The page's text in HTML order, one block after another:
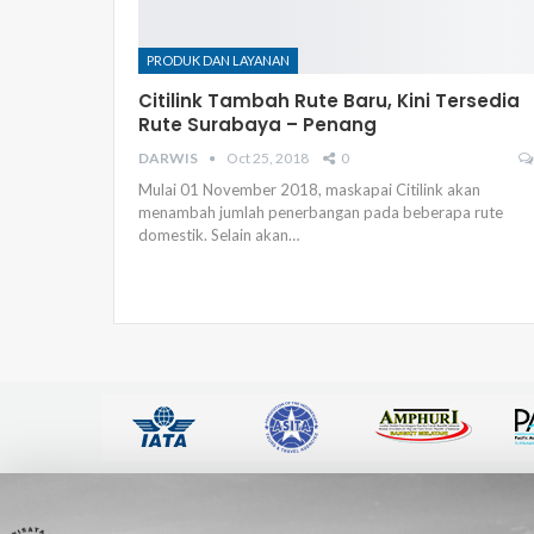
PRODUK DAN LAYANAN
Citilink Tambah Rute Baru, Kini Tersedia
Rute Surabaya – Penang
DARWIS Oct 25, 2018 0
Mulai 01 November 2018, maskapai Citilink akan
menambah jumlah penerbangan pada beberapa rute
domestik. Selain akan…